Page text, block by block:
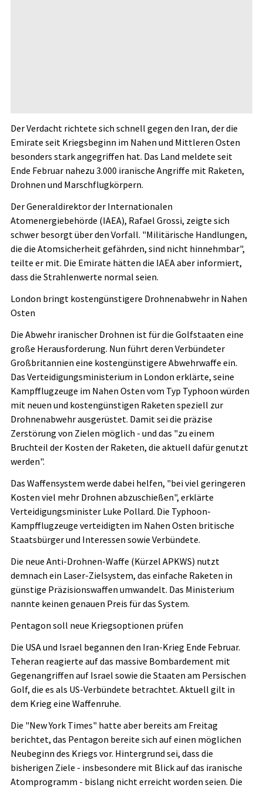
Der Verdacht richtete sich schnell gegen den Iran, der die
Emirate seit Kriegsbeginn im Nahen und Mittleren Osten
besonders stark angegriffen hat. Das Land meldete seit
Ende Februar nahezu 3.000 iranische Angriffe mit Raketen,
Drohnen und Marschflugkörpern.
Der Generaldirektor der Internationalen
Atomenergiebehörde (IAEA), Rafael Grossi, zeigte sich
schwer besorgt über den Vorfall. "Militärische Handlungen,
die die Atomsicherheit gefährden, sind nicht hinnehmbar",
teilte er mit. Die Emirate hätten die IAEA aber informiert,
dass die Strahlenwerte normal seien.
London bringt kostengünstigere Drohnenabwehr in Nahen
Osten
Die Abwehr iranischer Drohnen ist für die Golfstaaten eine
große Herausforderung. Nun führt deren Verbündeter
Großbritannien eine kostengünstigere Abwehrwaffe ein.
Das Verteidigungsministerium in London erklärte, seine
Kampfflugzeuge im Nahen Osten vom Typ Typhoon würden
mit neuen und kostengünstigen Raketen speziell zur
Drohnenabwehr ausgerüstet. Damit sei die präzise
Zerstörung von Zielen möglich - und das "zu einem
Bruchteil der Kosten der Raketen, die aktuell dafür genutzt
werden".
Das Waffensystem werde dabei helfen, "bei viel geringeren
Kosten viel mehr Drohnen abzuschießen", erklärte
Verteidigungsminister Luke Pollard. Die Typhoon-
Kampfflugzeuge verteidigten im Nahen Osten britische
Staatsbürger und Interessen sowie Verbündete.
Die neue Anti-Drohnen-Waffe (Kürzel APKWS) nutzt
demnach ein Laser-Zielsystem, das einfache Raketen in
günstige Präzisionswaffen umwandelt. Das Ministerium
nannte keinen genauen Preis für das System.
Pentagon soll neue Kriegsoptionen prüfen
Die USA und Israel begannen den Iran-Krieg Ende Februar.
Teheran reagierte auf das massive Bombardement mit
Gegenangriffen auf Israel sowie die Staaten am Persischen
Golf, die es als US-Verbündete betrachtet. Aktuell gilt in
dem Krieg eine Waffenruhe.
Die "New York Times" hatte aber bereits am Freitag
berichtet, das Pentagon bereite sich auf einen möglichen
Neubeginn des Kriegs vor. Hintergrund sei, dass die
bisherigen Ziele - insbesondere mit Blick auf das iranische
Atomprogramm - bislang nicht erreicht worden seien. Die